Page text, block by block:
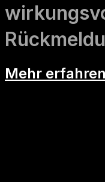
Mehr erfahren